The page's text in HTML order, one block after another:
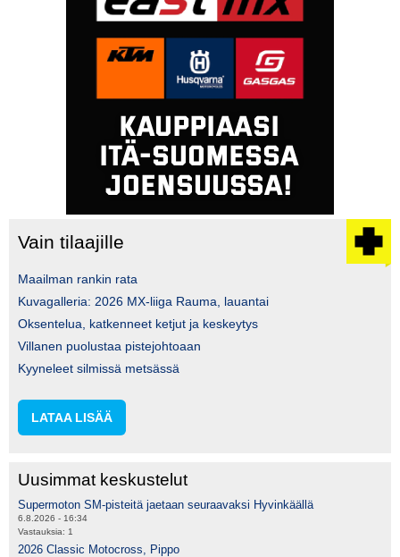
Vain tilaajille
Maailman rankin rata
Kuvagalleria: 2026 MX-liiga Rauma, lauantai
Oksentelua, katkenneet ketjut ja keskeytys
Villanen puolustaa pistejohtoaan
Kyyneleet silmissä metsässä
LATAA LISÄÄ
Uusimmat keskustelut
Supermoton SM-pisteitä jaetaan seuraavaksi Hyvinkäällä
6.8.2026 - 16:34
Vastauksia: 1
2026 Classic Motocross, Pippo